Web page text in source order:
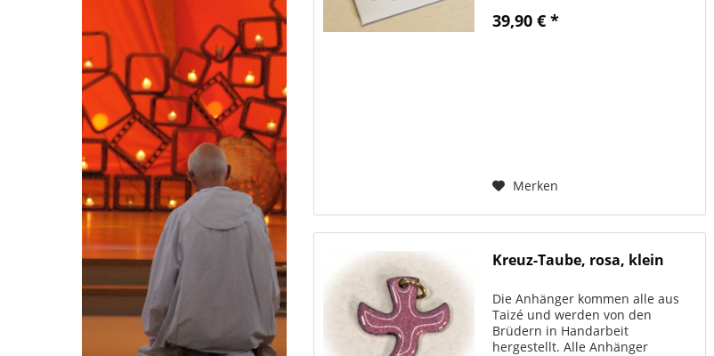
Verpackung: Flache
39,90 € *
Merken
Kreuz-Taube, rosa, klein
Die Anhänger kommen alle aus
Taizé und werden von den
Brüdern in Handarbeit
hergestellt. Alle Anhänger